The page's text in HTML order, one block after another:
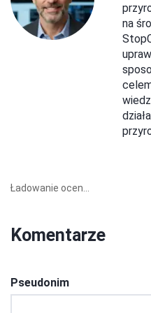
na
Ładowanie ocen...
Komentarze
Pseudonim